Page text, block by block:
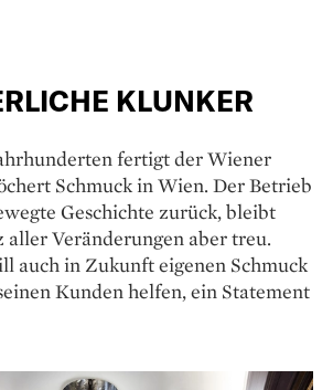
KLUNKER
fertigt der Wiener
Schmuck in Wien. Der Betrieb
Geschichte zurück, bleibt
Veränderungen aber treu.
auch in Zukunft eigenen Schmuck
Kunden helfen, ein Statement